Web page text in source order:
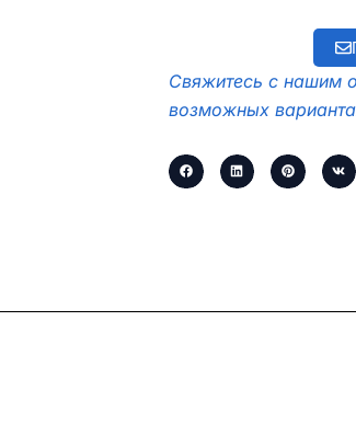
Свяжитесь с нашим
возможных